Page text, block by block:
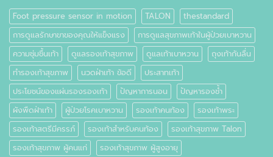
Foot pressure sensor in motion TALON
thestandard
การดูแลรักษาขาของคุณให้แข็งแรง
การดูแลสุขภาพเท้าในผู้ป่วยเบาหวาน
ความชุ่มชื้นเท้า
ดูแลรองเท้าสุขภาพ ดูแลเท้าเบาหวาน
ถุงเท้ากันลื่น
ทำรองเท้าสุขภาพ
นวดฝ่าเท้า ข้อดี
ประสาทเท้า
ประโยชน์ของแผ่นรองรองเท้า
ปัญหาการนอน
ปัญหารองช้ำ
ผังพืดฝ่าเท้า
ผู้ป่วยโรคเบาหวาน รองเท้าคนท้อง
รองเท้าพระ
รองเท้าสตรีมีครรภ์
รองเท้าสำหรับคนท้อง
รองเท้าสุขภาพ Talon
รองเท้าสุขภาพ ผู้คนแก่
รองเท้าสุขภาพ ผู้สูงอายุ